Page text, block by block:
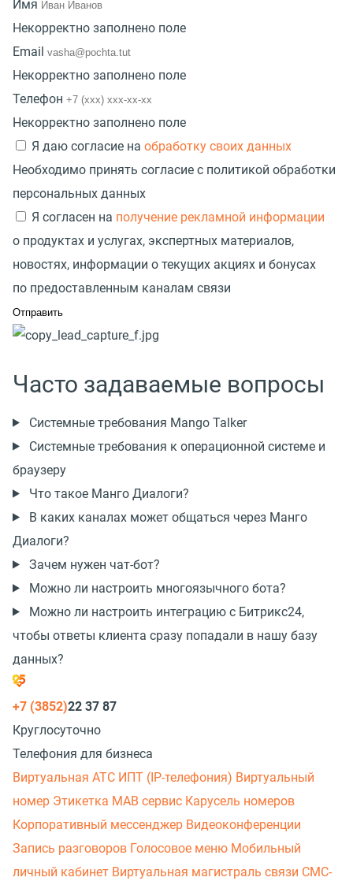
Имя
Некорректно заполнено поле
Email
Некорректно заполнено поле
Телефон
Некорректно заполнено поле
Я даю согласие на обработку своих данных
Необходимо принять согласие с политикой обработки
персональных данных
Я согласен на получение рекламной информации
о продуктах и услугах, экспертных материалов,
новостях, информации о текущих акциях и бонусах
по предоставленным каналам связи
Часто задаваемые вопросы
Системные требования Mango Talker
Системные требования к операционной системе и
браузеру
Что такое Манго Диалоги?
В каких каналах может общаться через Манго
Диалоги?
Зачем нужен чат-бот?
Можно ли настроить многоязычного бота?
Можно ли настроить интеграцию с Битрикс24,
чтобы ответы клиента сразу попадали в нашу базу
данных?
+7 (3852)22 37 87
Круглосуточно
Телефония для бизнеса
Виртуальная АТС ИПТ (IP-телефония) Виртуальный
номер Этикетка МАВ сервис Карусель номеров
Корпоративный мессенджер Видеоконференции
Запись разговоров Голосовое меню Мобильный
личный кабинет Виртуальная магистраль связи СМС-